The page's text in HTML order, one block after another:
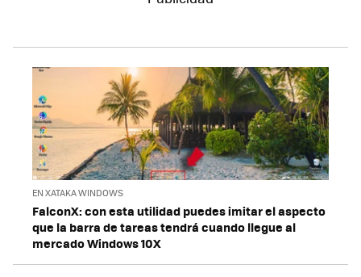
EN XATAKA WINDOWS
FalconX: con esta utilidad puedes imitar el aspecto
que la barra de tareas tendrá cuando llegue al
mercado Windows 10X